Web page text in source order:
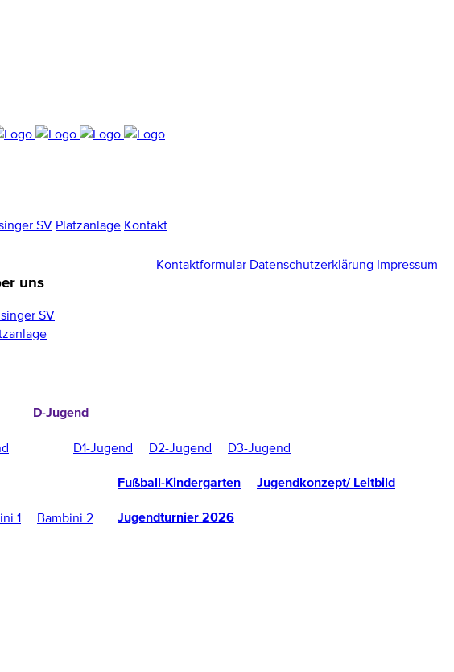
SV Platzanlage Kontakt
Kontaktformular Datenschutzerklärung Impressum
D-Jugend
D1-Jugend D2-Jugend D3-Jugend
1 Bambini 2
Fußball-Kindergarten Jugendkonzept/ Leitbild
Jugendturnier 2026
uns
SV